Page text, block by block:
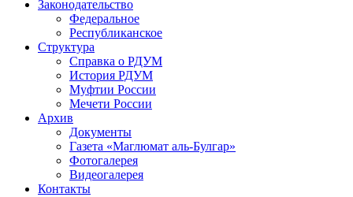
Законодательство
Федеральное
Республиканское
Структура
Справка о РДУМ
История РДУМ
Муфтии России
Мечети России
Архив
Документы
Газета «Маглюмат аль-Булгар»
Фотогалерея
Видеогалерея
Контакты